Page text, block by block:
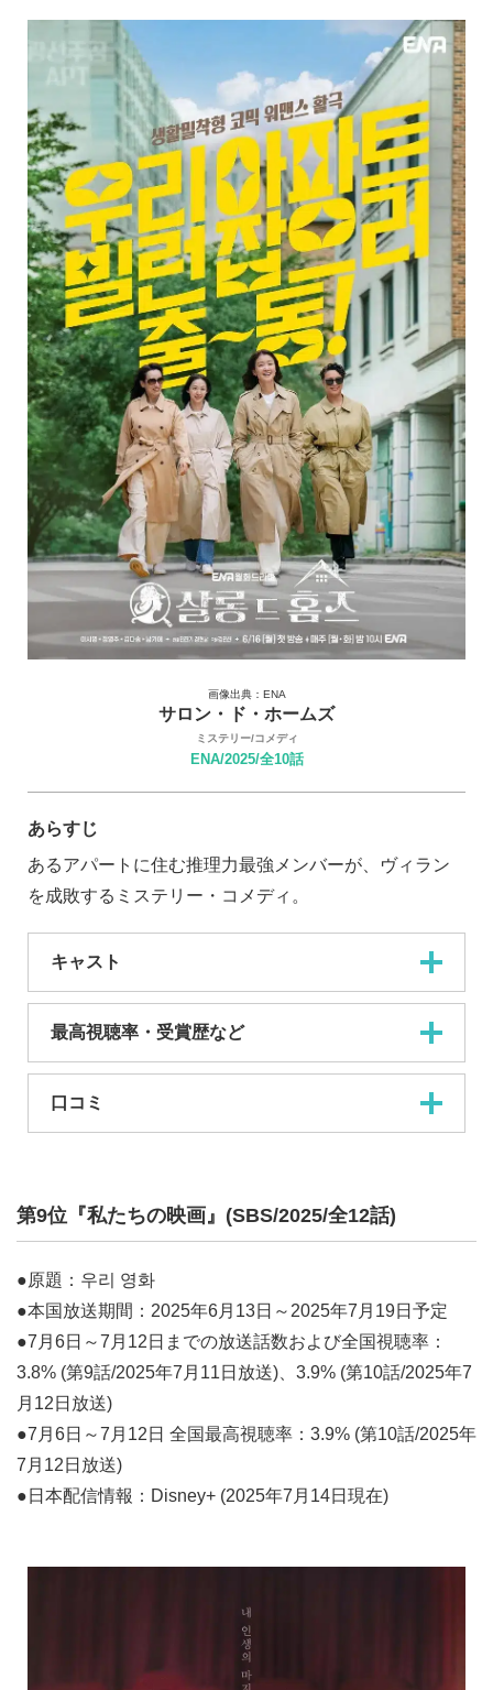
画像出典：ENA
サロン・ド・ホームズ
ミステリー/コメディ
ENA/2025/全10話
あらすじ
あるアパートに住む推理力最強メンバーが、ヴィラン
を成敗するミステリー・コメディ。
キャスト
最高視聴率・受賞歴など
口コミ
第9位『私たちの映画』(SBS/2025/全12話)
●原題：우리 영화
●本国放送期間：2025年6月13日～2025年7月19日予定
●7月6日～7月12日までの放送話数および全国視聴率：
3.8% (第9話/2025年7月11日放送)、3.9% (第10話/2025年7
月12日放送)
●7月6日～7月12日 全国最高視聴率：3.9% (第10話/2025年
7月12日放送)
●日本配信情報：Disney+ (2025年7月14日現在)